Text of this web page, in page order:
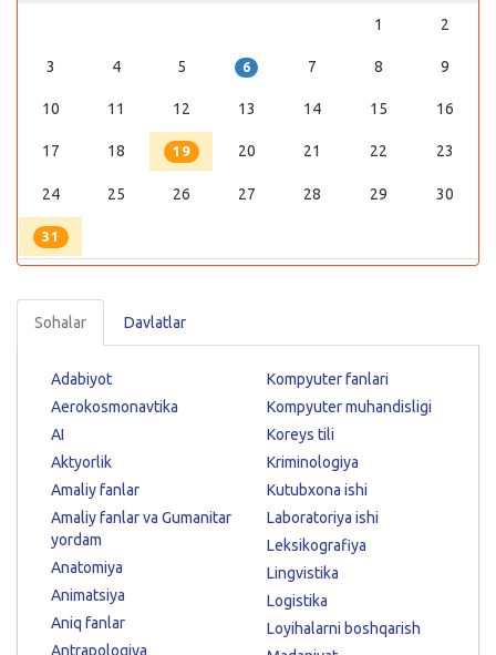
1
2
3 4 5 6 7 8 9
10 11 12 13 14 15 16
17 18 19 20 21 22 23
24 25 26 27 28 29 30
31
Sohalar Davlatlar
Adabiyot
Aerokosmonavtika
AI
Aktyorlik
Amaliy fanlar
Amaliy fanlar va Gumanitar
yordam
Anatomiya
Animatsiya
Aniq fanlar
Antrapologiya
Kompyuter fanlari
Kompyuter muhandisligi
Koreys tili
Kriminologiya
Kutubxona ishi
Laboratoriya ishi
Leksikografiya
Lingvistika
Logistika
Loyihalarni boshqarish